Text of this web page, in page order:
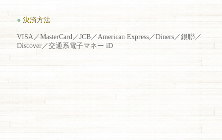
● 決済方法
VISA／MasterCard／JCB／American Express／Diners／銀聯／
Discover／交通系電子マネー iD